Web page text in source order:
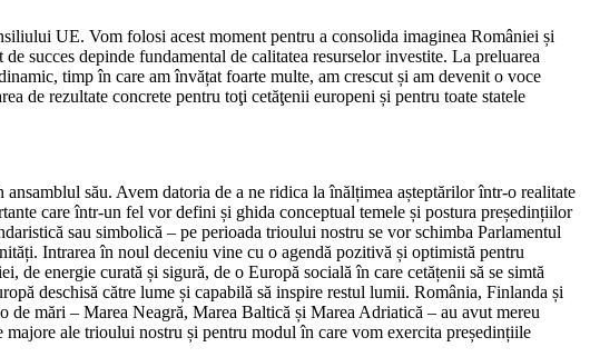
UE. Vom folosi acest moment pentru a consolida imaginea României și
succes depinde fundamental de calitatea resurselor investite. La preluarea
timp în care am învățat foarte multe, am crescut și am devenit o voce
de rezultate concrete pentru toţi cetăţenii europeni și pentru toate statele
său. Avem datoria de a ne ridica la înălțimea așteptărilor într-o realitate
care într-un fel vor defini și ghida conceptual temele și postura președințiilor
sau simbolică – pe perioada trioului nostru se vor schimba Parlamentul
Intrarea în noul deceniu vine cu o agendă pozitivă și optimistă pentru
energie curată și sigură, de o Europă socială în care cetățenii să se simtă
deschisă către lume și capabilă să inspire restul lumii. România, Finlanda și
mări – Marea Neagră, Marea Baltică și Marea Adriatică – au avut mereu
ale trioului nostru și pentru modul în care vom exercita președințiile